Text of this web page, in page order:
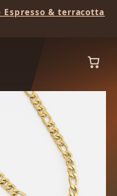
Espresso & terracotta